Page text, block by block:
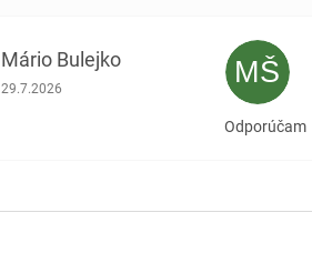
Mário Bulejko
Hodnotenie obchodu je 5 z 5 hviezdičiek.
29.7.2026 MŠ
Odporúčam